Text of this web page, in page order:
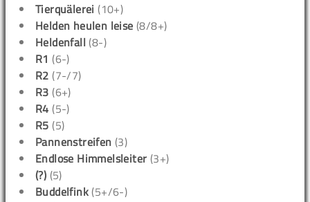
Tierquälerei (10+)
Helden heulen leise (8/8+)
Heldenfall (8-)
R1 (6-)
R2 (7-/7)
R3 (6+)
R4 (5-)
R5 (5)
Pannenstreifen (3)
Endlose Himmelsleiter (3+)
(?) (5)
Buddelfink (5+/6-)